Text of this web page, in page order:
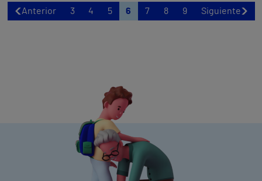
Anterior 3 4 5 6 7 8 9 Siguiente